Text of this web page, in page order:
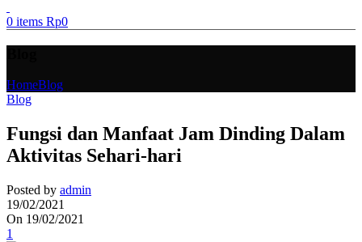
0 items Rp0
HomeBlog
Blog
Fungsi dan Manfaat Jam Dinding Dalam
Aktivitas Sehari-hari
Posted by admin
19/02/2021
On 19/02/2021
1